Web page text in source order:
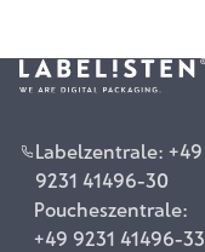
Labelzentrale: +49
9231 41496-30
Poucheszentrale:
+49 9231 41496-33